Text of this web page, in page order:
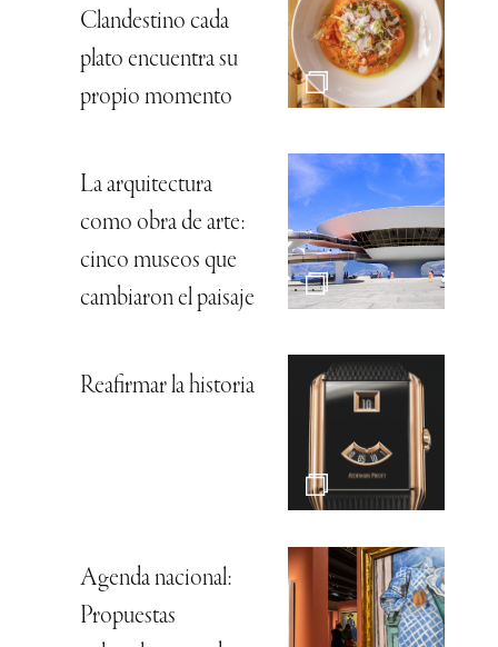
Clandestino cada
plato encuentra su
propio momento
La arquitectura
como obra de arte:
cinco museos que
cambiaron el paisaje
Reafirmar la historia
Agenda nacional:
Propuestas